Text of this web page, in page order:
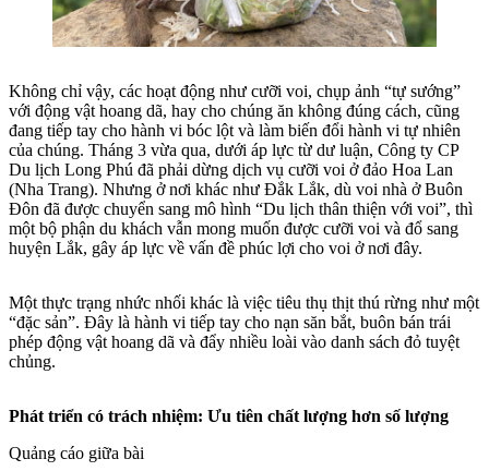
Không chỉ vậy, các hoạt động như cưỡi voi, chụp ảnh “tự sướng”
với động vật hoang dã, hay cho chúng ăn không đúng cách, cũng
đang tiếp tay cho hành vi bóc lột và làm biến đổi hành vi tự nhiên
của chúng. Tháng 3 vừa qua, dưới áp lực từ dư luận, Công ty CP
Du lịch Long Phú đã phải dừng dịch vụ cưỡi voi ở đảo Hoa Lan
(Nha Trang). Nhưng ở nơi khác như Đắk Lắk, dù voi nhà ở Buôn
Đôn đã được chuyển sang mô hình “Du lịch thân thiện với voi”, thì
một bộ phận du khách vẫn mong muốn được cưỡi voi và đổ sang
huyện Lắk, gây áp lực về vấn đề phúc lợi cho voi ở nơi đây.
Một thực trạng nhức nhối khác là việc tiêu thụ thịt thú rừng như một
“đặc sản”. Đây là hành vi tiếp tay cho nạn săn bắt, buôn bán trái
phép động vật hoang dã và đẩy nhiều loài vào danh sách đỏ tuyệt
chủng.
Phát triển có trách nhiệm: Ưu tiên chất lượng hơn số lượng
Quảng cáo giữa bài